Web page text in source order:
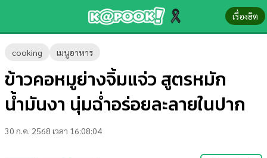
เรื่องฮิต
cooking เมนูอาหาร
ข้าวคอหมูย่างจิ้มแจ่ว สูตรหมัก
น้ำมันงา นุ่มฉ่ำอร่อยละลายในปาก
30 ก.ค. 2568 เวลา 16:08:04
ข่าว-
ความ
รู้